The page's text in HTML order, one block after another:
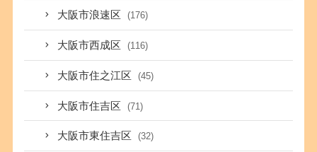
大阪市浪速区 (176)
大阪市西成区 (116)
大阪市住之江区 (45)
大阪市住吉区 (71)
大阪市東住吉区 (32)